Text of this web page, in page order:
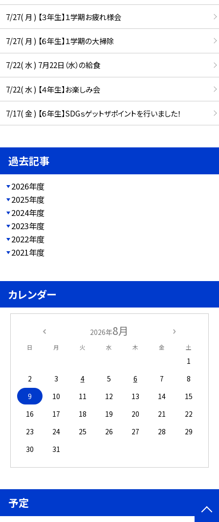
7/27( 月 ) 【３年生】１学期お疲れ様会
7/27( 月 ) 【６年生】１学期の大掃除
7/22( 水 ) 7月22日（水）の給食
7/22( 水 ) 【４年生】お楽しみ会
7/17( 金 ) 【６年生】SDGｓゲットザポイントを行いました！
過去記事
2026年度
2025年度
2024年度
2023年度
2022年度
2021年度
カレンダー
2026年8月
日 月 火 水 木 金 土
1
2
3 4 5 6 7
8
9
10 11 12 13 14
15
16
17 18 19 20 21
22
23
24 25 26 27 28
29
30
31
予定